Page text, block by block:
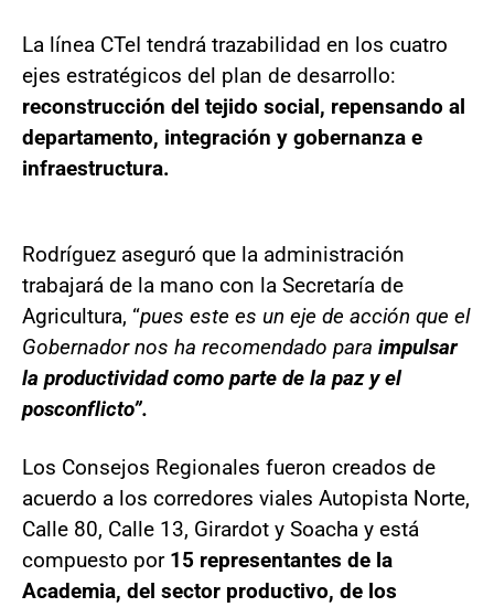
La línea CTeI tendrá trazabilidad en los cuatro
ejes estratégicos del plan de desarrollo:
reconstrucción del tejido social, repensando al
departamento, integración y gobernanza e
infraestructura.
Rodríguez aseguró que la administración
trabajará de la mano con la Secretaría de
Agricultura, “pues este es un eje de acción que el
Gobernador nos ha recomendado para impulsar
la productividad como parte de la paz y el
posconflicto”.
Los Consejos Regionales fueron creados de
acuerdo a los corredores viales Autopista Norte,
Calle 80, Calle 13, Girardot y Soacha y está
compuesto por 15 representantes de la
Academia, del sector productivo, de los